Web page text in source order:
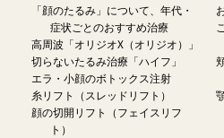
「顔のたるみ」について、年代・
症状ごとのおすすめ治療
高周波「オリジオX（オリジオ）」
切らないたるみ治療「ハイフ」
エラ・小顔のボトックス注射
糸リフト（スレッドリフト）
顔の切開リフト（フェイスリフ
ト）